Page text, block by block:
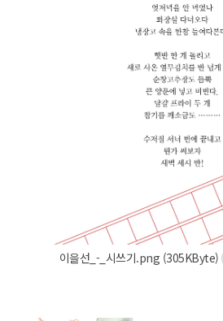
이을선_-_시쓰기.png (305KByte)